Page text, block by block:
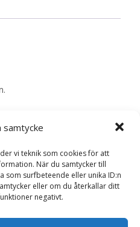
samtycke
vi teknik som cookies för att
När du samtycker till
som surfbeteende eller unika ID:n
eller om du återkallar ditt
negativt.
”Skärmlavendel
publiceras.
Obligatoriska fält